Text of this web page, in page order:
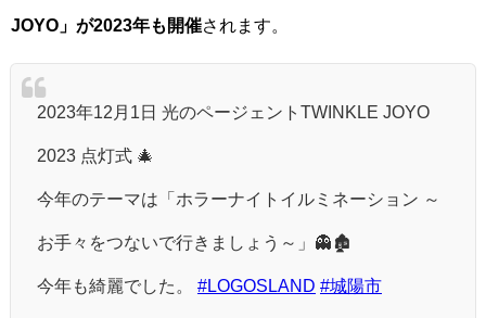
JOYO」が2023年も開催されます。
2023年12月1日 光のページェントTWINKLE JOYO
2023 点灯式 🎄
今年のテーマは「ホラーナイトイルミネーション ～
お手々をつないで行きましょう～」👻🏚
今年も綺麗でした。 #LOGOSLAND #城陽市